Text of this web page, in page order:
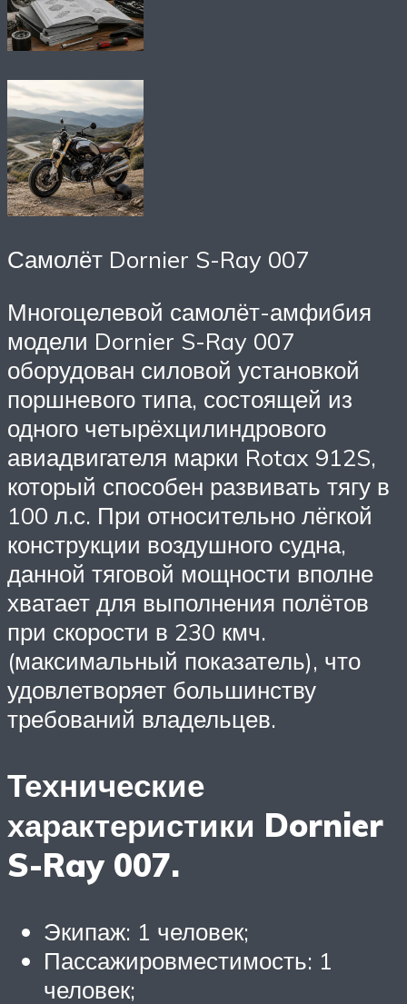
Самолёт Dornier S-Ray 007
Многоцелевой самолёт-амфибия
модели Dornier S-Ray 007
оборудован силовой установкой
поршневого типа, состоящей из
одного четырёхцилиндрового
авиадвигателя марки Rotax 912S,
который способен развивать тягу в
100 л.с. При относительно лёгкой
конструкции воздушного судна,
данной тяговой мощности вполне
хватает для выполнения полётов
при скорости в 230 кмч.
(максимальный показатель), что
удовлетворяет большинству
требований владельцев.
Технические
характеристики Dornier
S-Ray 007.
Экипаж: 1 человек;
Пассажировместимость: 1
человек;